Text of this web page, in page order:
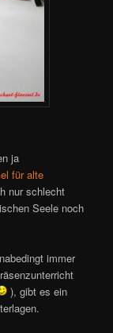
ja
für alte
nur schlecht
Seele noch
immer
), gibt es ein